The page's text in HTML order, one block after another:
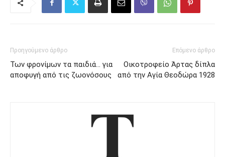
Προηγούμενο άρθρο
Των φρονίμων τα παιδιά… για
αποφυγή από τις ζωονόσους
Επόμενο άρθρο
Οικοτροφείο Άρτας δίπλα
από την Αγία Θεοδώρα 1928